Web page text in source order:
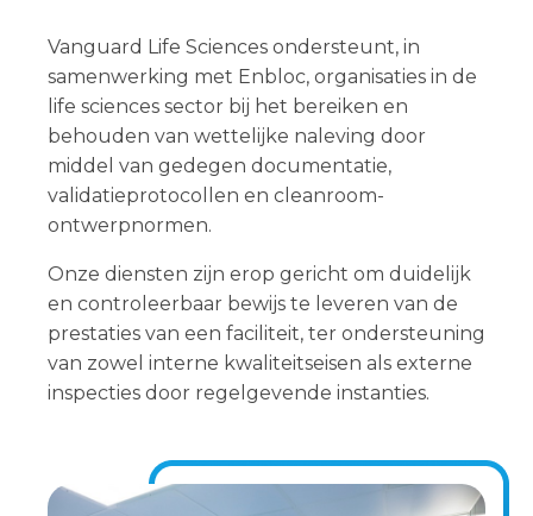
Vanguard Life Sciences ondersteunt, in
samenwerking met Enbloc, organisaties in de
life sciences sector bij het bereiken en
behouden van wettelijke naleving door
middel van gedegen documentatie,
validatieprotocollen en cleanroom-
ontwerpnormen.
Onze diensten zijn erop gericht om duidelijk
en controleerbaar bewijs te leveren van de
prestaties van een faciliteit, ter ondersteuning
van zowel interne kwaliteitseisen als externe
inspecties door regelgevende instanties.